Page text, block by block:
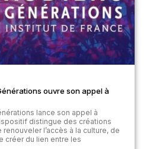
ouvre son appel à
lance son appel à
distingue des créations
l’accès à la culture, de
créer du lien entre les